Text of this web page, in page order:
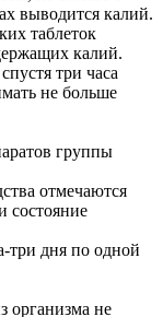
выводится калий.
таблеток
калий.
три часа
не больше
группы
отмечаются
состояние
три дня по одной
организма не